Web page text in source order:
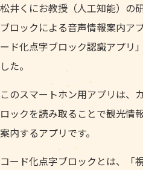
松井くにお教授（人工知能）の
ブロックによる音声情報案内ア
ード化点字ブロック認識アプリ
した。
このスマートホン用アプリは、
ロックを読み取ることで観光情
案内するアプリです。
コード化点字ブロックとは、「